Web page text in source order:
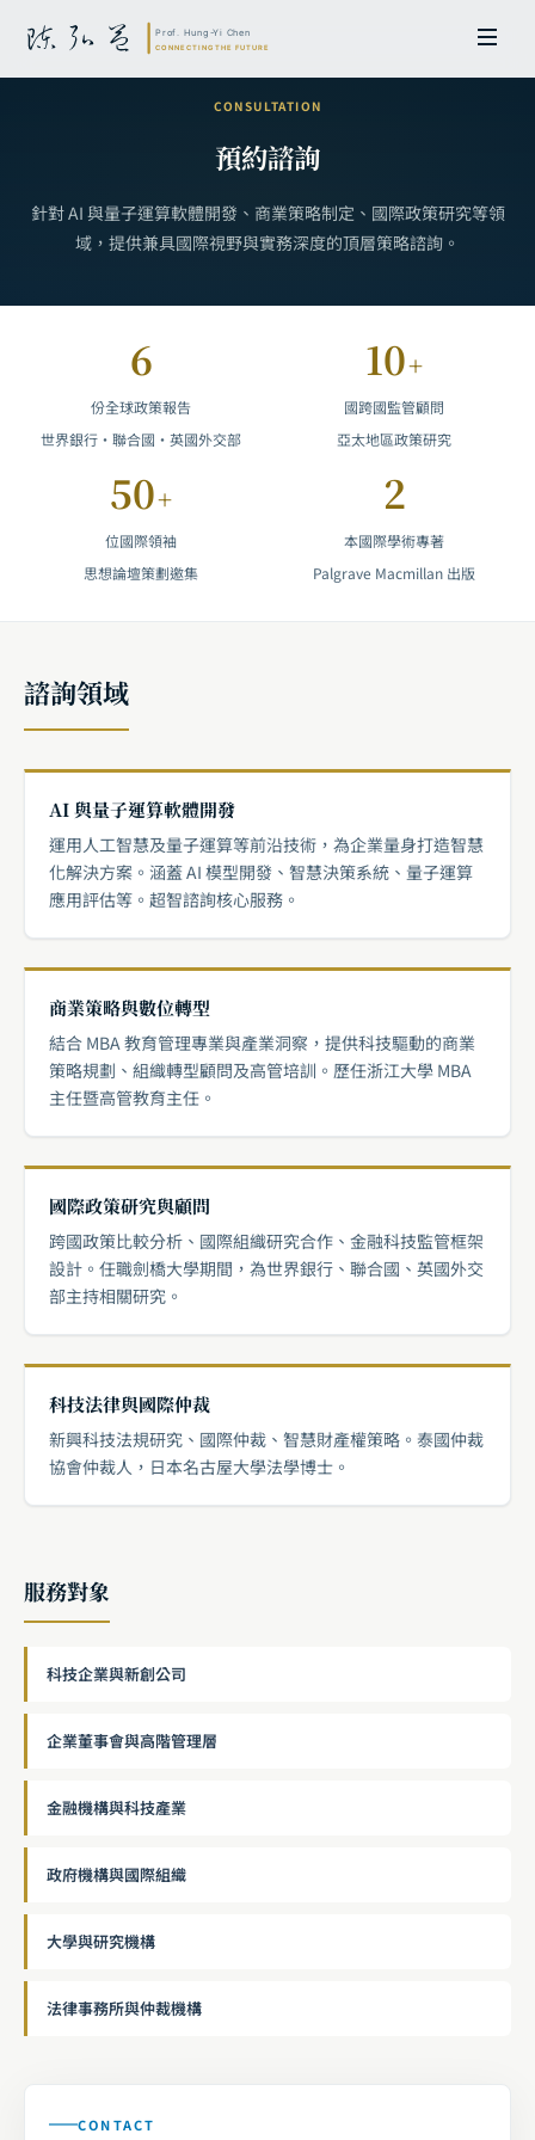
CONSULTATION
預約諮詢
針對 AI 與量子運算軟體開發、商業策略制定、國際政策研究等領
域，提供兼具國際視野與實務深度的頂層策略諮詢。
6
份全球政策報告
世界銀行・聯合國・英國外交部
10+
國跨國監管顧問
亞太地區政策研究
50+
位國際領袖
思想論壇策劃邀集
2
本國際學術專著
Palgrave Macmillan 出版
諮詢領域
AI 與量子運算軟體開發
運用人工智慧及量子運算等前沿技術，為企業量身打造智慧
化解決方案。涵蓋 AI 模型開發、智慧決策系統、量子運算
應用評估等。超智諮詢核心服務。
商業策略與數位轉型
結合 MBA 教育管理專業與產業洞察，提供科技驅動的商業
策略規劃、組織轉型顧問及高管培訓。歷任浙江大學 MBA
主任暨高管教育主任。
國際政策研究與顧問
跨國政策比較分析、國際組織研究合作、金融科技監管框架
設計。任職劍橋大學期間，為世界銀行、聯合國、英國外交
部主持相關研究。
科技法律與國際仲裁
新興科技法規研究、國際仲裁、智慧財產權策略。泰國仲裁
協會仲裁人，日本名古屋大學法學博士。
服務對象
科技企業與新創公司
企業董事會與高階管理層
金融機構與科技產業
政府機構與國際組織
大學與研究機構
法律事務所與仲裁機構
CONTACT